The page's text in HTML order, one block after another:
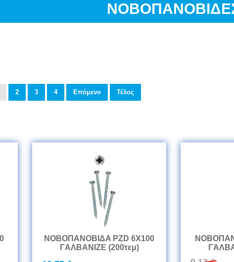
2 3 4 Επόμενο Τέλος
ΝΟΒΟΠANOBIΔA PZD 6Χ100
ΓAΛBANIZE (200τεμ)